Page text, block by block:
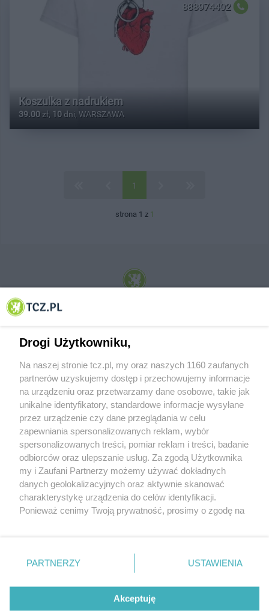
888974402
Koszulka z nadrukiem
39.00 zł, 10 dni, WARSZAWA
1
strona 1 z 1
© 2001-2026 Tczew - TCZ.PL Sp. z o.o. Internetowy Serwis Informacyjny Miasta
O FIRMIE POLITYKA PRYWATNOŚCI HOSTING
REKLAMA WSPÓŁPRACA RSS FACEBOOK KONTAKT
Nasze serwisy
Aktualności
Tcz24
Historia miasta
Muzyka i kultura
Archiwum wydarzeń
Zdjęcia miasta
Drogi Użytkowniku,
Na naszej stronie tcz.pl, my oraz naszych 1160 zaufanych
partnerów uzyskujemy dostęp i przechowujemy informacje
na urządzeniu oraz przetwarzamy dane osobowe, takie jak
unikalne identyfikatory, standardowe informacje wysyłane
przez urządzenie czy dane przeglądania w celu
zapewniania spersonalizowanych reklam, wybór
spersonalizowanych treści, pomiar reklam i treści, badanie
odbiorców oraz ulepszanie usług. Za zgodą Użytkownika
my i Zaufani Partnerzy możemy używać dokładnych
danych geolokalizacyjnych oraz aktywnie skanować
charakterystykę urządzenia do celów identyfikacji.
Ponieważ cenimy Twoją prywatność, prosimy o zgodę na
znajdujący się w lewym dolnym rogu strony
. Niektóre
przetwarzaniu. Preferencje będą miały zastosowania tylko
PARTNERZY USTAWIENIA
Akceptuję